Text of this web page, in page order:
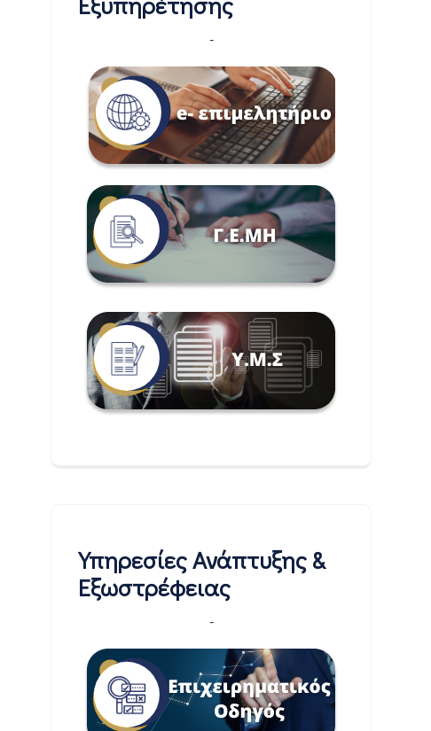
-
Υπηρεσίες Ανάπτυξης &
Εξωστρέφειας
-